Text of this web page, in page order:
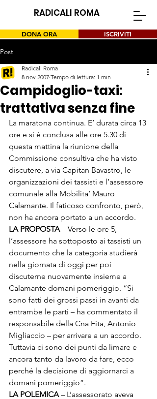
RADICALI ROMA
DONA ORA ISCRIVITI
Post
Campidoglio-taxi:
trattativa senza fine
Radicali Roma
8 nov 2007 Tempo di lettura: 1 min
La maratona continua. E’ durata circa 13
ore e si è conclusa alle ore 5.30 di
questa mattina la riunione della
Commissione consultiva che ha visto
discutere, a via Capitan Bavastro, le
organizzazioni dei tassisti e l’assessore
comunale alla Mobilita’ Mauro
Calamante. Il faticoso confronto, però,
non ha ancora portato a un accordo.
LA PROPOSTA – Verso le ore 5,
l’assessore ha sottoposto ai tassisti un
documento che la categoria studierà
nella giornata di oggi per poi
discuterne nuovamente insieme a
Calamante domani pomeriggio. “Si
sono fatti dei grossi passi in avanti da
entrambe le parti – ha commentato il
responsabile della Cna Fita, Antonio
Migliaccio – per arrivare a un accordo.
Tuttavia ci sono dei punti da limare e
ancora tanto da lavoro da fare, ecco
perché la decisione di aggiornarci a
domani pomeriggio”.
LA POLEMICA – L’assessorato aveva